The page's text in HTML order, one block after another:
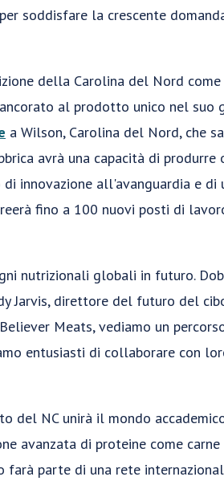
soddisfare la crescente
della Carolina del Nord
al prodotto unico nel suo
a Wilson, Carolina del Nord, che
avrà una capacità di
innovazione all'avanguardia e di
fino a 100 nuovi posti di
nutrizionali globali in futuro.
Jarvis, direttore del futuro del
Meats, vediamo un
entusiasti di collaborare con
del NC unirà il mondo
avanzata di proteine come
farà parte di una rete